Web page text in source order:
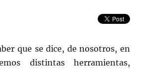
que se dice, de nosotros, en
distintas herramientas,